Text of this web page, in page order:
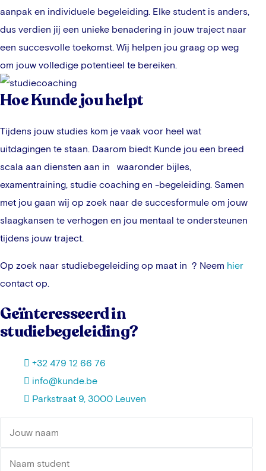
aanpak en individuele begeleiding. Elke student is anders,
dus verdien jij een unieke benadering in jouw traject naar
een succesvolle toekomst. Wij helpen jou graag op weg
om jouw volledige potentieel te bereiken.
Hoe Kunde jou helpt
Tijdens jouw studies kom je vaak voor heel wat
uitdagingen te staan. Daarom biedt Kunde jou een breed
scala aan diensten aan in
waaronder bijles,
examentraining, studie coaching en -begeleiding. Samen
met jou gaan wij op zoek naar de succesformule om jouw
slaagkansen te verhogen en jou mentaal te ondersteunen
tijdens jouw traject.
Op zoek naar studiebegeleiding op maat in ? Neem hier
contact op.
Geïnteresseerd in
studiebegeleiding?
+32 479 12 66 76
info@kunde.be
Parkstraat 9, 3000 Leuven